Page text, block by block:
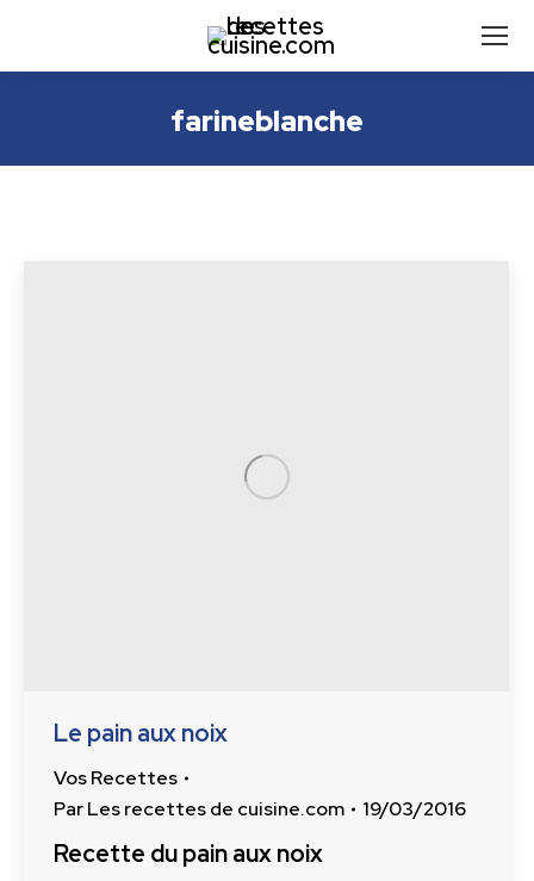
farineblanche
Le pain aux noix
Vos Recettes
ParLes recettes de cuisine.com 19/03/2016
Recette du pain aux noix